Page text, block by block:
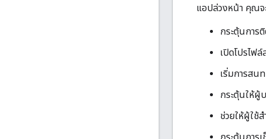
แอปล่วงหน้า คุณจ
กระตุ้นการ
เปิดโปรไฟ
เริ่มการสน
กระตุ้นให้ผู้
ช่วยให้ผู้ใช้